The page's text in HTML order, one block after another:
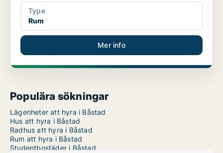
Type
Rum
Mer info
Populära sökningar
Lägenheter att hyra i Båstad
Hus att hyra i Båstad
Radhus att hyra i Båstad
Rum att hyra i Båstad
Studentbostäder i Båstad